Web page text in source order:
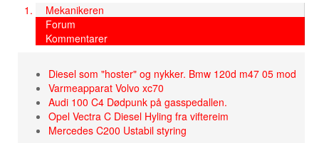
Mekanikeren
Forum
Kommentarer
Diesel som "hoster" og nykker. Bmw 120d m47 05 mod
Varmeapparat Volvo xc70
Audi 100 C4 Dødpunk på gasspedallen.
Opel Vectra C Diesel Hyling fra viftereim
Mercedes C200 Ustabil styring